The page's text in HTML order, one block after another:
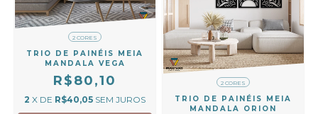
2 CORES
TRIO DE PAINÉIS MEIA
MANDALA VEGA
R$80,10
2 X DE R$40,05 SEM JUROS
2 CORES
TRIO DE PAINÉIS MEIA
MANDALA ORION